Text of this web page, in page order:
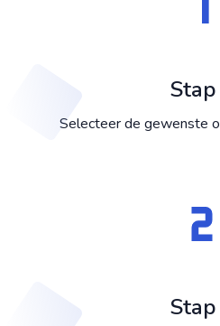
Stap
Selecteer de gewenste